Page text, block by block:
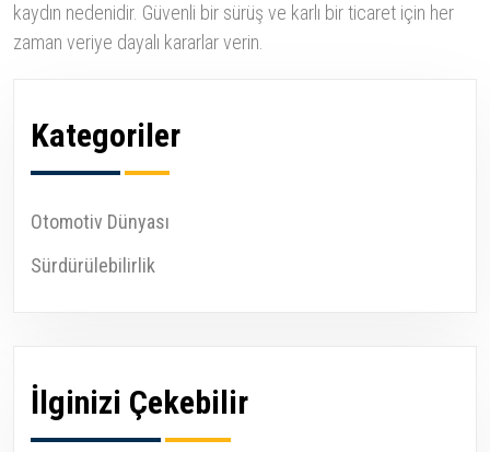
kaydın nedenidir. Güvenli bir sürüş ve karlı bir ticaret için her
zaman veriye dayalı kararlar verin.
Kategoriler
Otomotiv Dünyası
Sürdürülebilirlik
İlginizi Çekebilir